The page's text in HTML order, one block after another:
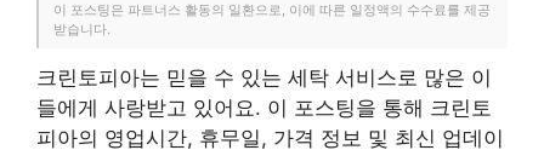
이 포스팅은 파트너스 활동의 일환으로, 이에 따른 일정액의 수수료를 제공
받습니다.
크린토피아는 믿을 수 있는 세탁 서비스로 많은 이
들에게 사랑받고 있어요. 이 포스팅을 통해 크린토
피아의 영업시간, 휴무일, 가격 정보 및 최신 업데이